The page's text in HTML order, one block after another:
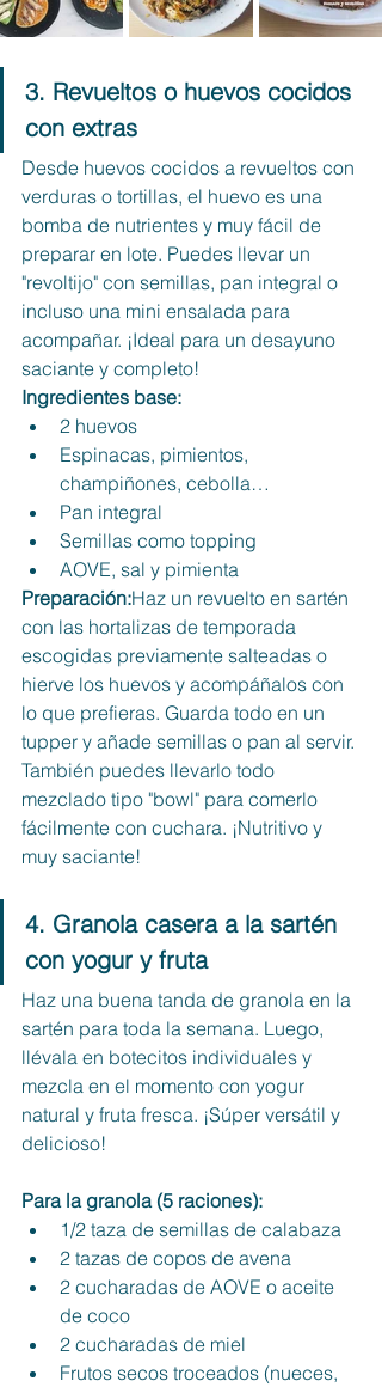
3. Revueltos o huevos cocidos
con extras
Desde huevos cocidos a revueltos con
verduras o tortillas, el huevo es una
bomba de nutrientes y muy fácil de
preparar en lote. Puedes llevar un
"revoltijo" con semillas, pan integral o
incluso una mini ensalada para
acompañar. ¡Ideal para un desayuno
saciante y completo!
Ingredientes base:
2 huevos
Espinacas, pimientos,
champiñones, cebolla…
Pan integral
Semillas como topping
AOVE, sal y pimienta
Preparación:Haz un revuelto en sartén
con las hortalizas de temporada
escogidas previamente salteadas o
hierve los huevos y acompáñalos con
lo que prefieras. Guarda todo en un
tupper y añade semillas o pan al servir.
También puedes llevarlo todo
mezclado tipo "bowl" para comerlo
fácilmente con cuchara. ¡Nutritivo y
muy saciante!
4. Granola casera a la sartén
con yogur y fruta
Haz una buena tanda de granola en la
sartén para toda la semana. Luego,
llévala en botecitos individuales y
mezcla en el momento con yogur
natural y fruta fresca. ¡Súper versátil y
delicioso!
Para la granola (5 raciones):
1/2 taza de semillas de calabaza
2 tazas de copos de avena
2 cucharadas de AOVE o aceite
de coco
2 cucharadas de miel
Frutos secos troceados (nueces,